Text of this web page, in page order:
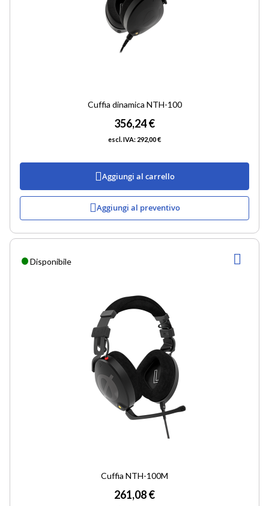
Cuffia dinamica NTH-100
356,24 €
292,00 €
Aggiungi al carrello
Aggiungi al preventivo
Disponibile
Cuffia NTH-100M
261,08 €